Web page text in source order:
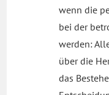
wenn die
bei der
werden:
über die
das